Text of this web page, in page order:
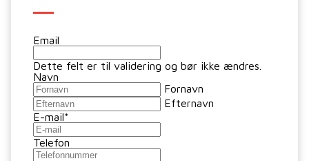
Email
Dette felt er til validering og bør ikke ændres.
Navn
Fornavn
Efternavn
E-mail*
Telefon